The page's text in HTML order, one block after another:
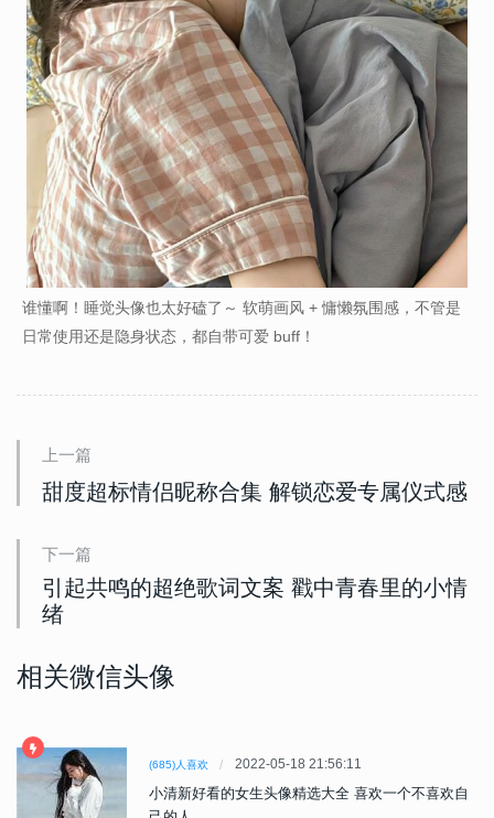
谁懂啊！睡觉头像也太好磕了～ 软萌画风 + 慵懒氛围感，不管是
日常使用还是隐身状态，都自带可爱 buff！
上一篇
甜度超标情侣昵称合集 解锁恋爱专属仪式感
下一篇
引起共鸣的超绝歌词文案 戳中青春里的小情
绪
相关微信头像
(685)人喜欢 2022-05-18 21:56:11
小清新好看的女生头像精选大全 喜欢一个不喜欢自